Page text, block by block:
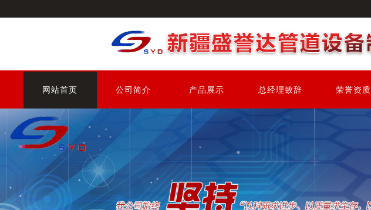
网站首页 公司简介 产品展示 总经理致辞 荣誉资质